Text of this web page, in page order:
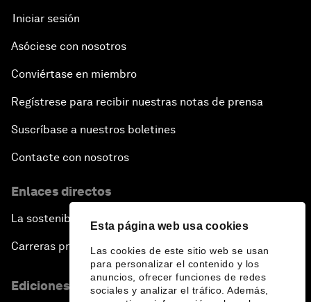
Esta página web usa cookies
Las cookies de este sitio web se usan
para personalizar el contenido y los
anuncios, ofrecer funciones de redes
sociales y analizar el tráfico. Además,
Iniciar sesión
Asóciese con nosotros
Conviértase en miembro
Regístrese para recibir nuestras notas de prensa
Suscríbase a nuestros boletines
Contacte con nosotros
Enlaces directos
La sostenibilidad en el Foro
Carreras profesionales
Ediciones en otros idiomas